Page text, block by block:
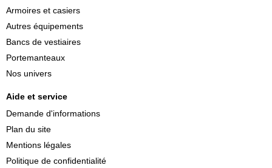
Armoires et casiers
Autres équipements
Bancs de vestiaires
Portemanteaux
Nos univers
Aide et service
Demande d'informations
Plan du site
Mentions légales
Politique de confidentialité